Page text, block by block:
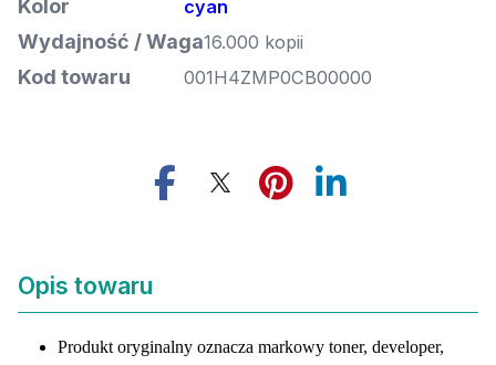
Kolor cyan
Wydajność / Waga16.000 kopii
Kod towaru 001H4ZMP0CB00000
Opis towaru
Produkt oryginalny oznacza markowy toner, developer,